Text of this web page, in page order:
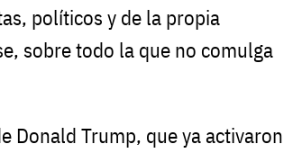
políticos y de la propia
sobre todo la que no comulga
Donald Trump, que ya activaron